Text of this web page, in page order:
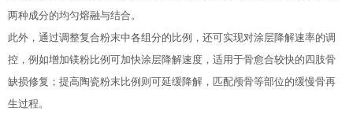
两种成分的均匀熔融与结合。
此外，通过调整复合粉末中各组分的比例，还可实现对涂层降解速率的调
控，例如增加镁粉比例可加快涂层降解速度，适用于骨愈合较快的四肢骨
缺损修复；提高陶瓷粉末比例则可延缓降解，匹配颅骨等部位的缓慢骨再
生过程。